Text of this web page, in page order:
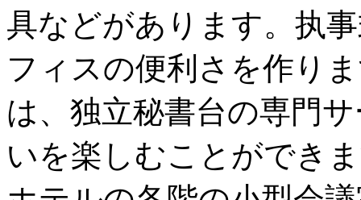
具などがあります。执
フィスの便利さを作り
は、独立秘書台の専門
いを楽しむことができ